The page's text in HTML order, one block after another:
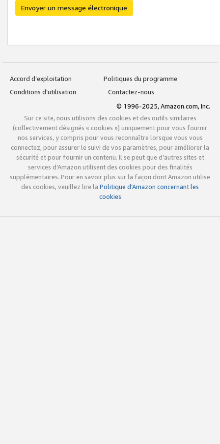
Envoyer un message électronique
Accord d’exploitation
Politiques du programme
Conditions d’utilisation
Contactez-nous
© 1996-2025, Amazon.com, Inc.
Sur ce site, nous utilisons des cookies et des outils similaires
(collectivement désignés « cookies ») uniquement pour vous fournir
nos services, y compris pour vous reconnaître lorsque vous vous
connectez, pour assurer le suivi de vos paramètres, pour améliorer la
sécurité et pour fournir un contenu. Il se peut que d’autres sites et
services d’Amazon utilisent des cookies pour des finalités
supplémentaires. Pour en savoir plus sur la façon dont Amazon utilise
des cookies, veuillez lire la Politique d’Amazon concernant les
cookies